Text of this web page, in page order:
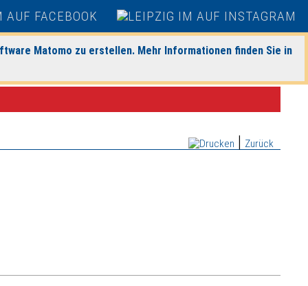
Matomo zu erstellen. Mehr Informationen finden Sie in
Zurück